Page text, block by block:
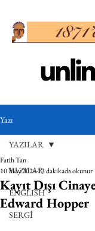
Yazı
YAZILAR
ENGLISH
SERGİ
YAZILAR
Kayıt Dışı
Edward Hopper
Fatih Tan
10 May 202413 dakikada okunur